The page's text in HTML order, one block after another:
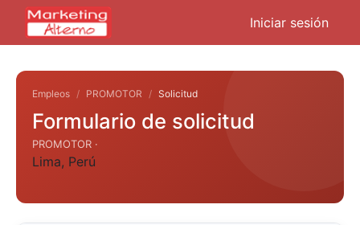
Iniciar sesión
Empleos PROMOTOR Solicitud
Formulario de solicitud
PROMOTOR ·
Lima, Perú